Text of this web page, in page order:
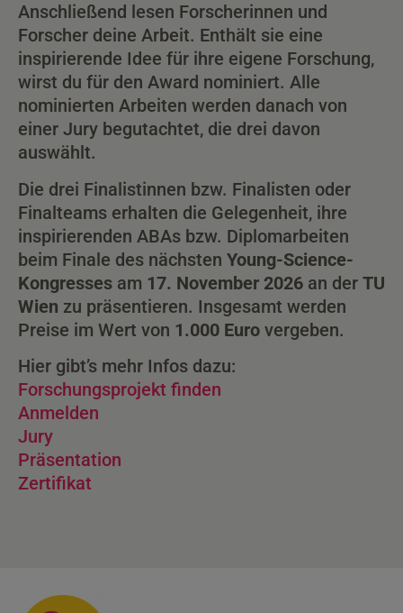
Anschließend lesen Forscherinnen und
Forscher deine Arbeit. Enthält sie eine
inspirierende Idee für ihre eigene Forschung,
wirst du für den Award nominiert. Alle
nominierten Arbeiten werden danach von
einer Jury begutachtet, die drei davon
auswählt.
Die drei Finalistinnen bzw. Finalisten oder
Finalteams erhalten die Gelegenheit, ihre
inspirierenden ABAs bzw. Diplomarbeiten
beim Finale des nächsten Young-Science-
Kongresses am 17. November 2026 an der TU
Wien zu präsentieren. Insgesamt werden
Preise im Wert von 1.000 Euro vergeben.
Hier gibt’s mehr Infos dazu:
Forschungsprojekt finden
Anmelden
Jury
Präsentation
Zertifikat